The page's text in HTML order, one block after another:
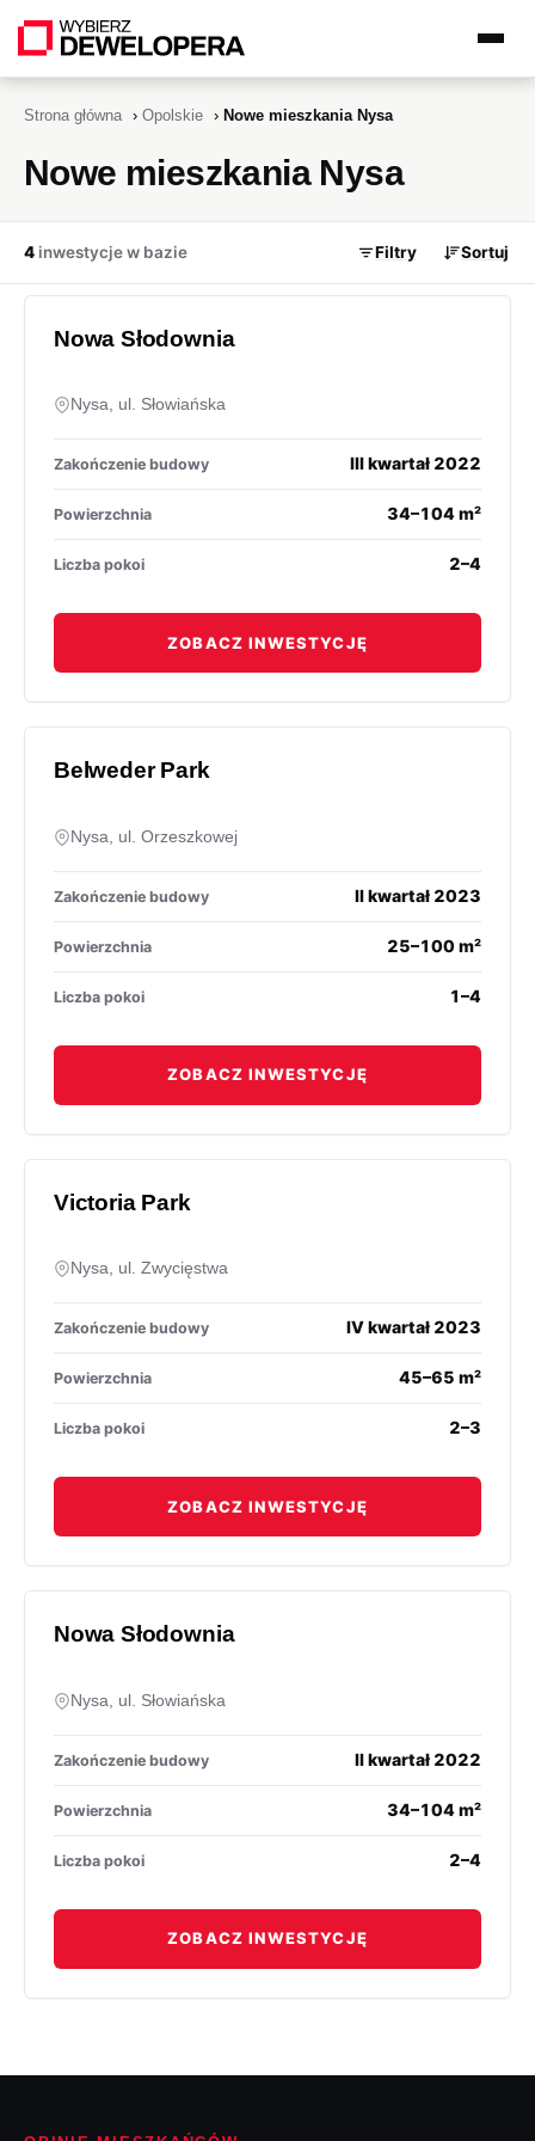
Strona główna › Opolskie › Nowe mieszkania Nysa
Nowe mieszkania Nysa
4 inwestycje w bazie Filtry Sortuj
Nowa Słodownia
Nysa, ul. Słowiańska
Zakończenie budowy III kwartał 2022
Powierzchnia 34–104 m²
Liczba pokoi 2–4
ZOBACZ INWESTYCJĘ
Belweder Park
Nysa, ul. Orzeszkowej
Zakończenie budowy II kwartał 2023
Powierzchnia 25–100 m²
Liczba pokoi 1–4
ZOBACZ INWESTYCJĘ
Victoria Park
Nysa, ul. Zwycięstwa
Zakończenie budowy IV kwartał 2023
Powierzchnia 45–65 m²
Liczba pokoi 2–3
ZOBACZ INWESTYCJĘ
Nowa Słodownia
Nysa, ul. Słowiańska
Zakończenie budowy II kwartał 2022
Powierzchnia 34–104 m²
Liczba pokoi 2–4
ZOBACZ INWESTYCJĘ